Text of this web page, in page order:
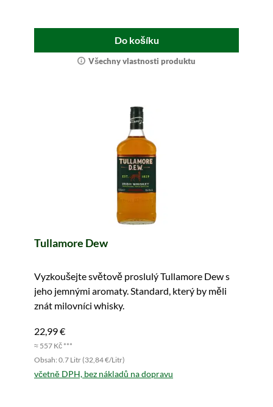
Do košíku
Všechny vlastnosti produktu
Tullamore Dew
Vyzkoušejte světově proslulý Tullamore Dew s
jeho jemnými aromaty. Standard, který by měli
znát milovníci whisky.
22,99 €
≈ 557 Kč ***
Obsah: 0.7 Litr (32,84 €/Litr)
včetně DPH, bez nákladů na dopravu